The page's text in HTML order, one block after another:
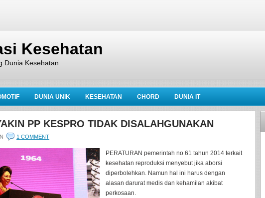
Kesehatan
Dunia Kesehatan
DUNIA UNIK KESEHATAN CHORD DUNIA IT
PP KESPRO TIDAK DISALAHGUNAKAN
1 COMMENT
PERATURAN pemerintah no 61 tahun 2014 terkait
kesehatan reproduksi menyebut jika aborsi
diperbolehkan. Namun hal ini harus dengan
alasan darurat medis dan kehamilan akibat
perkosaan.